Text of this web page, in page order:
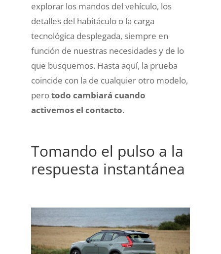
explorar los mandos del vehículo, los
detalles del habitáculo o la carga
tecnológica desplegada, siempre en
función de nuestras necesidades y de lo
que busquemos. Hasta aquí, la prueba
coincide con la de cualquier otro modelo,
perotodo cambiará cuando
activemos el contacto.
Tomando el pulso a la
respuesta instantánea